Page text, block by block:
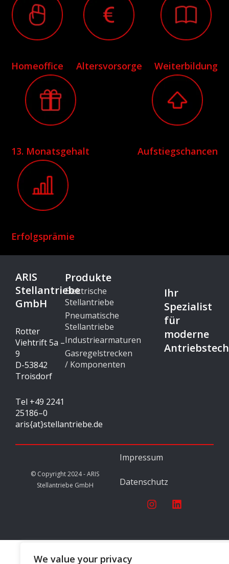
We value your privacy
Homeoffice Altersvorsorge Weiterbildung
13. Monatsgehalt Aufstiegschancen
Erfolgsprämie
ARIS
Stellantriebe
GmbH
Rotter
Viehtrift 5a –
9
D-53842
Troisdorf
Tel +49 2241
25186–0
aris{at}stellantriebe.de
Produkte
Elektrische
Stellantriebe
Pneumatische
Stellantriebe
Industriearmaturen
Gasregelstrecken
/ Komponenten
Ihr
Spezialist
für
moderne
© Copyright 2024 - ARIS
Stellantriebe GmbH
I
n
a
L
i
e
Impressum
Datenschutz